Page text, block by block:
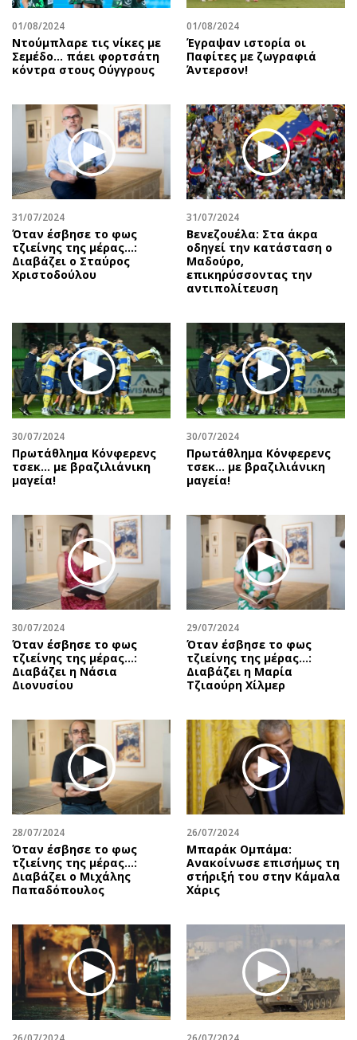
01/08/2024
Ντούμπλαρε τις νίκες με
Σεμέδο… πάει φορτσάτη
κόντρα στους Ούγγρους
01/08/2024
Έγραψαν ιστορία οι
Παφίτες με ζωγραφιά
Άντερσον!
31/07/2024
Όταν έσβησε το φως
τζιείνης της μέρας…:
Διαβάζει ο Σταύρος
Χριστοδούλου
31/07/2024
Βενεζουέλα: Στα άκρα
οδηγεί την κατάσταση ο
Μαδούρο,
επικηρύσσοντας την
αντιπολίτευση
30/07/2024
Πρωτάθλημα Κόνφερενς
τσεκ… με βραζιλιάνικη
μαγεία!
30/07/2024
Πρωτάθλημα Κόνφερενς
τσεκ… με βραζιλιάνικη
μαγεία!
30/07/2024
Όταν έσβησε το φως
τζιείνης της μέρας…:
Διαβάζει η Νάσια
Διονυσίου
29/07/2024
Όταν έσβησε το φως
τζιείνης της μέρας…:
Διαβάζει η Μαρία
Τζιαούρη Χίλμερ
28/07/2024
Όταν έσβησε το φως
τζιείνης της μέρας…:
Διαβάζει ο Μιχάλης
Παπαδόπουλος
26/07/2024
Μπαράκ Ομπάμα:
Ανακοίνωσε επισήμως τη
στήριξή του στην Κάμαλα
Χάρις